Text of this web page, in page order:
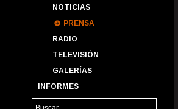
NOTICIAS
PRENSA
RADIO
TELEVISIÓN
GALERÍAS
INFORMES